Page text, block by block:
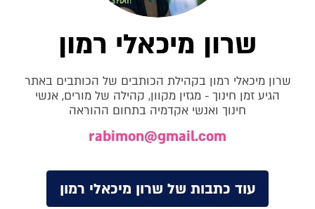
שרון מיכאלי רמון
שרון מיכאלי רמון בקהילת הכותבים של הכותבים באתר
הגיע זמן חינוך - מגזין מקוון, קהילה של מורים, אנשי
חינוך ואנשי אקדמיה בתחום ההוראה
rabimon@gmail.com
עוד כתבות של שרון מיכאלי רמון